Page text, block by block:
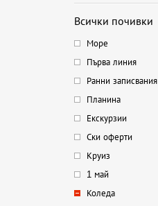
Всички почивки
Море
Първа линия
Ранни записвания
Планина
Екскурзии
Ски оферти
Круиз
1 май
Коледа